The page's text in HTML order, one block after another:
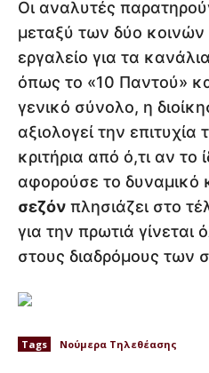
Οι αναλυτές
μεταξύ των δύο κοινών
εργαλείο για τα
όπως το «10 Παντού»
γενικό σύνολο, η
αξιολογεί την επιτυχία
κριτήρια από ό,τι αν το
αφορούσε το δυναμικό
σεζόν πλησιάζει στο
για την πρωτιά γίνεται
στους διαδρόμους των
Tags Νούμερα Τηλεθέασης